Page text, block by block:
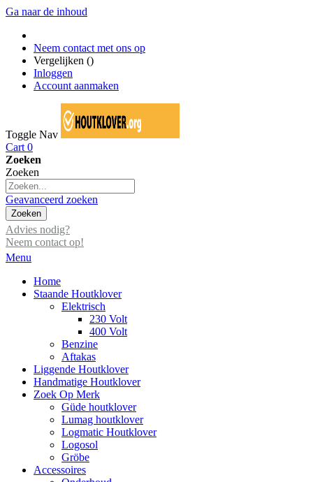
Ga naar de inhoud
Neem contact met ons op
Vergelijken ()
Inloggen
Account aanmaken
Toggle Nav
Cart 0
Zoeken
Zoeken
Geavanceerd zoeken
Zoeken
Advies nodig?
Neem contact op!
Menu
Home
Staande Houtklover
Elektrisch
230 Volt
400 Volt
Benzine
Aftakas
Liggende Houtklover
Handmatige Houtklover
Zoek Op Merk
Güde houtklover
Lumag houtklover
Logmatic Houtklover
Logosol
Gröbe
Accessoires